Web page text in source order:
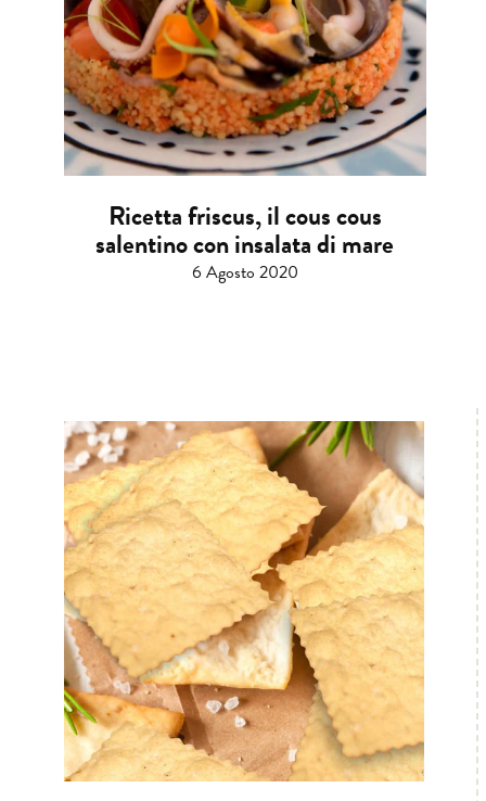
Ricetta friscus, il cous cous
salentino con insalata di mare
6 Agosto 2020